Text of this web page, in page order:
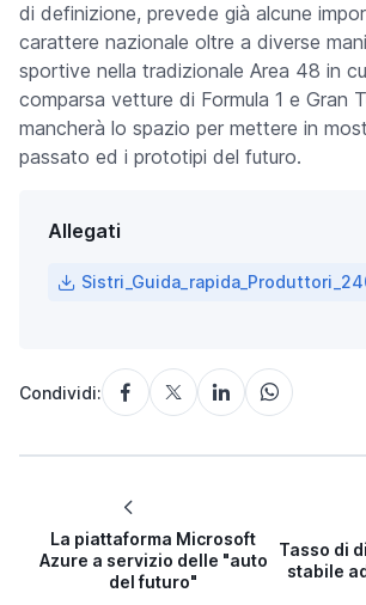
di definizione, prevede già alcune
carattere nazionale oltre a diverse
sportive nella tradizionale Area 48 in
comparsa vetture di Formula 1 e Gran
mancherà lo spazio per mettere in
passato ed i prototipi del futuro.
Allegati
Condividi:
La piattaforma Microsoft
Azure a servizio delle "auto
del futuro"
Tasso di
stabile